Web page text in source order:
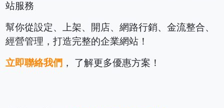
站服務
幫你從設定、上架、開店、網路行銷、金流整合、
經營管理，打造完整的企業網站！
立即聯絡我們 ， 了解更多優惠方案！